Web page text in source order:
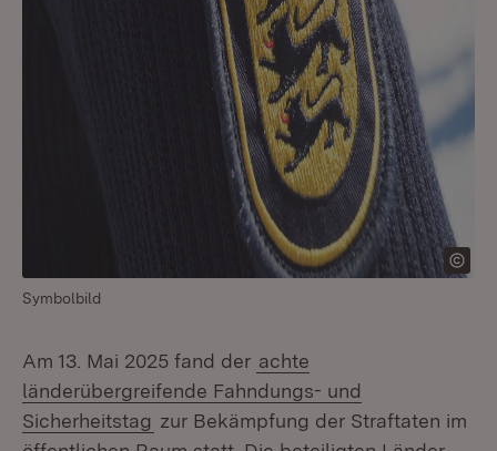
Symbolbild
Am 13. Mai 2025 fand der achte
länderübergreifende Fahndungs- und
Sicherheitstag zur Bekämpfung der Straftaten im